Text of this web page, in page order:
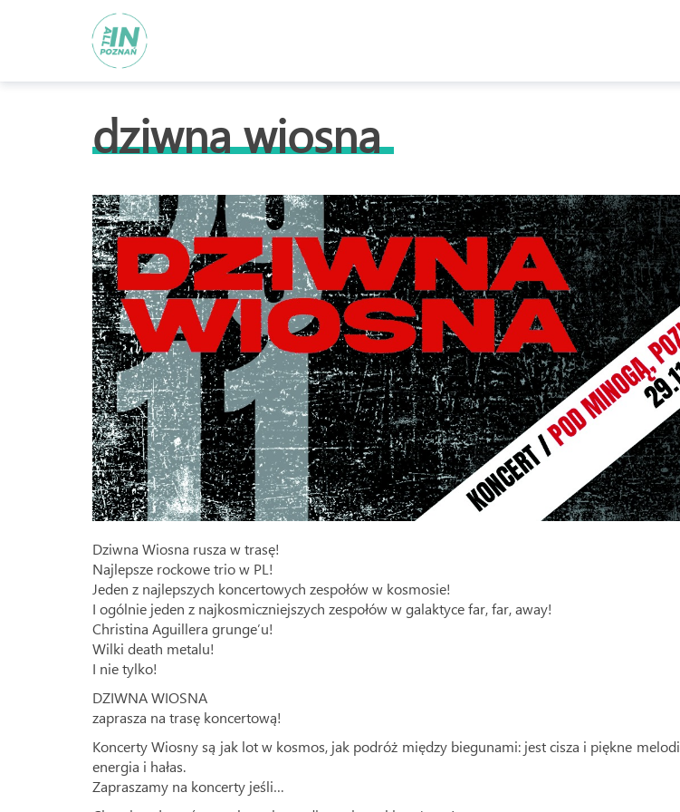
dziwna wiosna
Dziwna Wiosna rusza w trasę!
Najlepsze rockowe trio w PL!
Jeden z najlepszych koncertowych zespołów w kosmosie!
I ogólnie jeden z najkosmiczniejszych zespołów w galaktyce far, far, away!
Christina Aguillera grunge’u!
Wilki death metalu!
I nie tylko!
DZIWNA WIOSNA
zaprasza na trasę koncertową!
Koncerty Wiosny są jak lot w kosmos, jak podróż między biegunami: jest cisza i piękne
energia i hałas.
Zapraszamy na koncerty jeśli…